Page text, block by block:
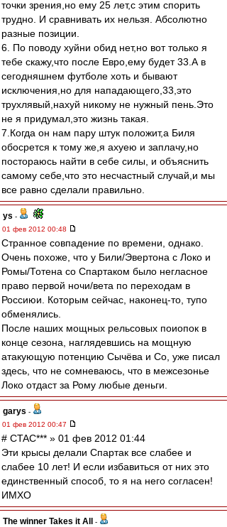
точки зрения,но ему 25 лет,с этим спорить
трудно. И сравнивать их нельзя. Абсолютно
разные позиции.
6. По поводу хуйни обид нет,но вот только я
тебе скажу,что после Евро,ему будет 33.А в
сегодняшнем футболе хоть и бывают
исключения,но для нападающего,33,это
трухлявый,нахуй никому не нужный пень.Это
не я придумал,это жизнь такая.
7.Когда он нам пару штук положит,а Биля
обосрется к тому же,я ахуею и заплачу,но
постораюсь найти в себе силы, и объяснить
самому себе,что это несчастный случай,и мы
все равно сделали правильно.
ys -
01 фев 2012 00:48
Странное совпадение по времени, однако.
Очень похоже, что у Били/Эвертона с Локо и
Ромы/Тотена со Спартаком было негласное
право первой ночи/вета по переходам в
Россиюи. Которым сейчас, наконец-то, тупо
обменялись.
После наших мощных рельсовых поиопок в
конце сезона, наглядевшись на мощную
атакующую потенцию Сычёва и Со, уже писал
здесь, что не сомневаюсь, что в межсезонье
Локо отдаст за Рому любые деньги.
garys -
01 фев 2012 00:47
# CTAC*** » 01 фев 2012 01:44
Эти крысы делали Спартак все слабее и
слабее 10 лет! И если избавиться от них это
единственный способ, то я на него согласен!
ИМХО
The winner Takes it All
-